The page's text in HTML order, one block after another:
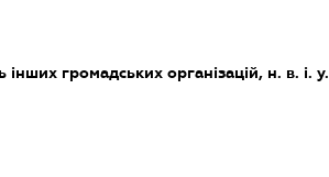
інших громадських організацій, н. в. і. у.